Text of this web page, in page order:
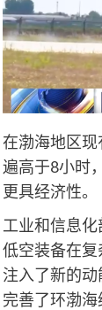
在渤海地区
遍高于8小时
更具经济性。
工业和信息
低空装备在
注入了新的动
完善了环渤海